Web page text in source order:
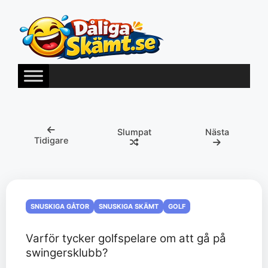
innehåll
Tidigare
Slumpat Nästa
SNUSKIGA GÅTOR SNUSKIGA SKÄMT GOLF
Varför tycker golfspelare om att gå på
swingersklubb?